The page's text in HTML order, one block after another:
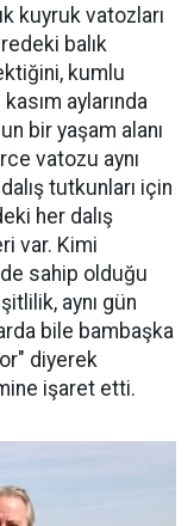
kuyruk vatozları
balık
kumlu
aylarında
bir yaşam alanı
vatozu aynı
tutkunları için
her dalış
var. Kimi
de sahip olduğu
aynı gün
bile bambaşka
diyerek
işaret etti.